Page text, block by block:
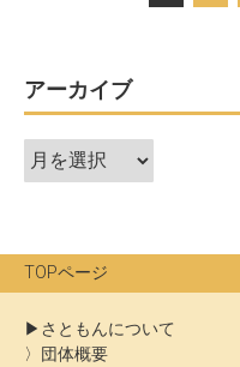
ビ
ゲ
ー
ン
アーカイブ
ア
ー
ブ
TOPページ
さともんについて
団体概要